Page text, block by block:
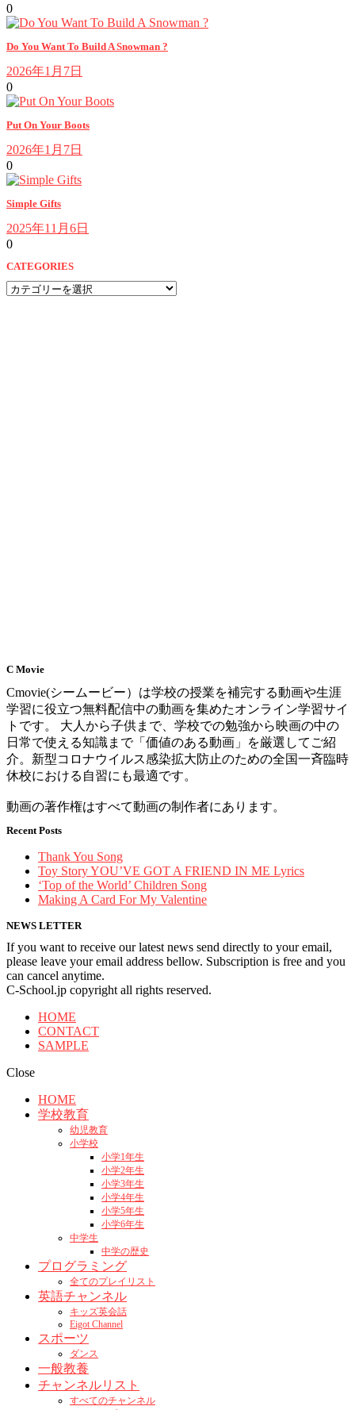
0
Do You Want To Build A Snowman ?
2026年1月7日
0
Put On Your Boots
2026年1月7日
0
Simple Gifts
2025年11月6日
0
CATEGORIES
CATEGORIES
C Movie
Cmovie(シームービー）は学校の授業を補完する動画や生涯
学習に役立つ無料配信中の動画を集めたオンライン学習サイ
トです。 大人から子供まで、学校での勉強から映画の中の
日常で使える知識まで「価値のある動画」を厳選してご紹
介。新型コロナウイルス感染拡大防止のための全国一斉臨時
休校における自習にも最適です。
動画の著作権はすべて動画の制作者にあります。
Recent Posts
Thank You Song
Toy Story YOU’VE GOT A FRIEND IN ME Lyrics
‘Top of the World’ Children Song
Making A Card For My Valentine
NEWS LETTER
If you want to receive our latest news send directly to your email,
please leave your email address bellow. Subscription is free and you
can cancel anytime.
C-School.jp copyright all rights reserved.
HOME
CONTACT
SAMPLE
Close
HOME
学校教育
幼児教育
小学校
小学1年生
小学2年生
小学3年生
小学4年生
小学5年生
小学6年生
中学生
中学の歴史
プログラミング
全てのプレイリスト
英語チャンネル
キッズ英会話
Eigot Channel
スポーツ
ダンス
一般教養
チャンネルリスト
すべてのチャンネル